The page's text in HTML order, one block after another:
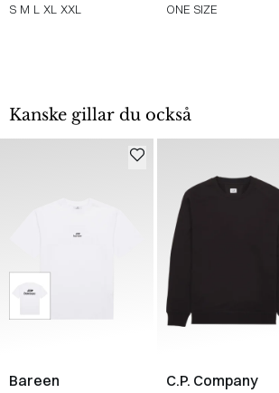
S M L XL XXL ONE SIZE
Kanske gillar du också
Bareen C.P. Company